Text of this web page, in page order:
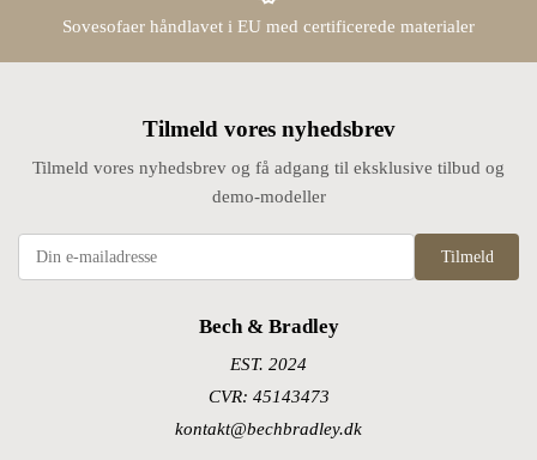
Sovesofaer håndlavet i EU med certificerede materialer
Tilmeld vores nyhedsbrev
Tilmeld vores nyhedsbrev og få adgang til eksklusive tilbud og
demo-modeller
Tilmeld
Bech & Bradley
EST. 2024
CVR: 45143473
kontakt@bechbradley.dk